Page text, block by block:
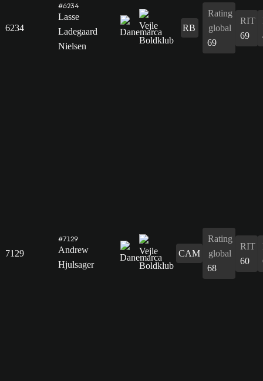
6234
#6234
Lasse
Ladegaard
Nielsen
RB
Rating
global
69
RIT
69
7129
#7129
Andrew
Hjulsager
CAM
Rating
global
68
RIT
60